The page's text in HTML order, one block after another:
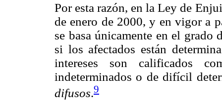
Por esta razón, en la Ley de
de enero de 2000, y en vigor a
se basa únicamente en el grado
si los afectados están
intereses son calificados
indeterminados o de difícil
difusos.9